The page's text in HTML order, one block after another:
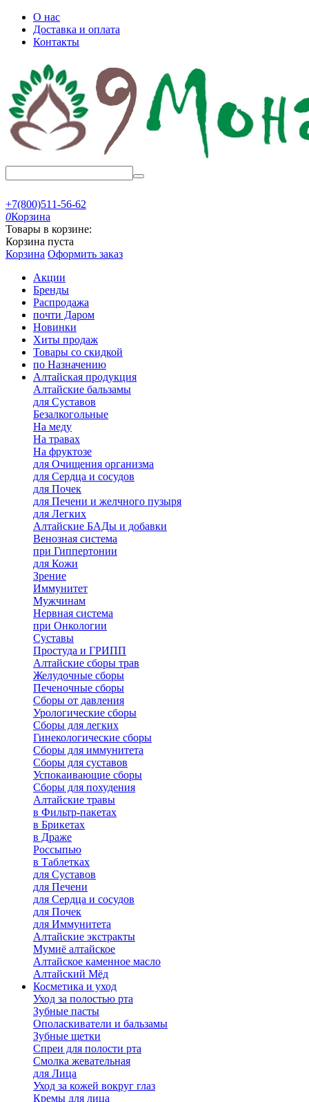
О нас
Доставка и оплата
Контакты
+7(800)511-56-62
0Корзина
Товары в корзине:
Корзина пуста
Корзина Оформить заказ
Акции
Бренды
Распродажа
почти Даром
Новинки
Хиты продаж
Товары со скидкой
по Назначению
Алтайская продукция
Алтайские бальзамы
для Суставов
Безалкогольные
На меду
На травах
На фруктозе
для Очищения организма
для Сердца и сосудов
для Почек
для Печени и желчного пузыря
для Легких
Алтайские БАДы и добавки
Венозная система
при Гиппертонии
для Кожи
Зрение
Иммунитет
Мужчинам
Нервная система
при Онкологии
Суставы
Простуда и ГРИПП
Алтайские сборы трав
Желудочные сборы
Печеночные сборы
Сборы от давления
Урологические сборы
Сборы для легких
Гинекологические сборы
Сборы для иммунитета
Сборы для суставов
Успокаивающие сборы
Сборы для похудения
Алтайские травы
в Фильтр-пакетах
в Брикетах
в Драже
Россыпью
в Таблетках
для Cуставов
для Печени
для Сердца и сосудов
для Почек
для Иммунитета
Алтайские экстракты
Мумиё алтайское
Алтайское каменное масло
Алтайский Мёд
Косметика и уход
Уход за полостью рта
Зубные пасты
Ополаскиватели и бальзамы
Зубные щетки
Спреи для полости рта
Смолка жевательная
для Лица
Уход за кожей вокруг глаз
Кремы для лица